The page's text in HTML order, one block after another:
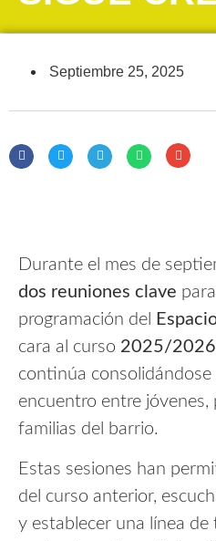
Septiembre 25, 2025
Durante el mes de
dos reuniones clave
programación del
cara al curso 2025/2026
continúa
encuentro entre jóvenes,
familias del barrio.
Estas sesiones han
del curso anterior,
y establecer una línea de